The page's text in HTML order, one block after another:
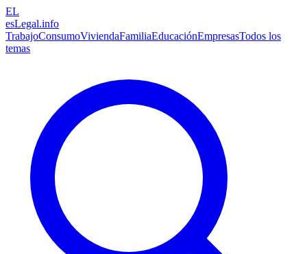
EL
esLegal.info
TrabajoConsumoViviendaFamiliaEducaciónEmpresasTodos los
temas